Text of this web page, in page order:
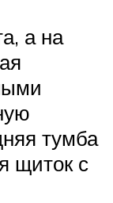
а на
тумба
щиток с